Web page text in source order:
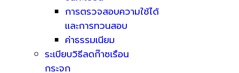
การตรวจสอบความใช้ได้
และการทวนสอบ
ค่าธรรมเนียม
ระเบียบวิธีลดก๊าซเรือน
กระจก